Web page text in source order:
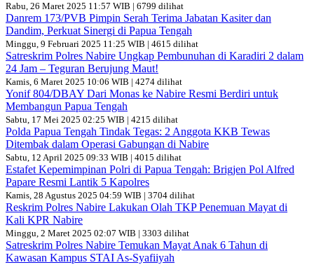
Rabu, 26 Maret 2025 11:57 WIB | 6799 dilihat
Danrem 173/PVB Pimpin Serah Terima Jabatan Kasiter dan
Dandim, Perkuat Sinergi di Papua Tengah
Minggu, 9 Februari 2025 11:25 WIB | 4615 dilihat
Satreskrim Polres Nabire Ungkap Pembunuhan di Karadiri 2 dalam
24 Jam – Teguran Berujung Maut!
Kamis, 6 Maret 2025 10:06 WIB | 4274 dilihat
Yonif 804/DBAY Dari Monas ke Nabire Resmi Berdiri untuk
Membangun Papua Tengah
Sabtu, 17 Mei 2025 02:25 WIB | 4215 dilihat
Polda Papua Tengah Tindak Tegas: 2 Anggota KKB Tewas
Ditembak dalam Operasi Gabungan di Nabire
Sabtu, 12 April 2025 09:33 WIB | 4015 dilihat
Estafet Kepemimpinan Polri di Papua Tengah: Brigjen Pol Alfred
Papare Resmi Lantik 5 Kapolres
Kamis, 28 Agustus 2025 04:59 WIB | 3704 dilihat
Reskrim Polres Nabire Lakukan Olah TKP Penemuan Mayat di
Kali KPR Nabire
Minggu, 2 Maret 2025 02:07 WIB | 3303 dilihat
Satreskrim Polres Nabire Temukan Mayat Anak 6 Tahun di
Kawasan Kampus STAI As-Syafiiyah